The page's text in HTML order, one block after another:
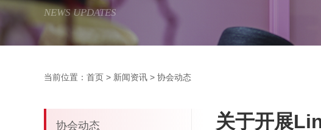
NEWS UPDATES
当前位置： 首页 > 新闻资讯 > 协会动态
协会动态
关于开展